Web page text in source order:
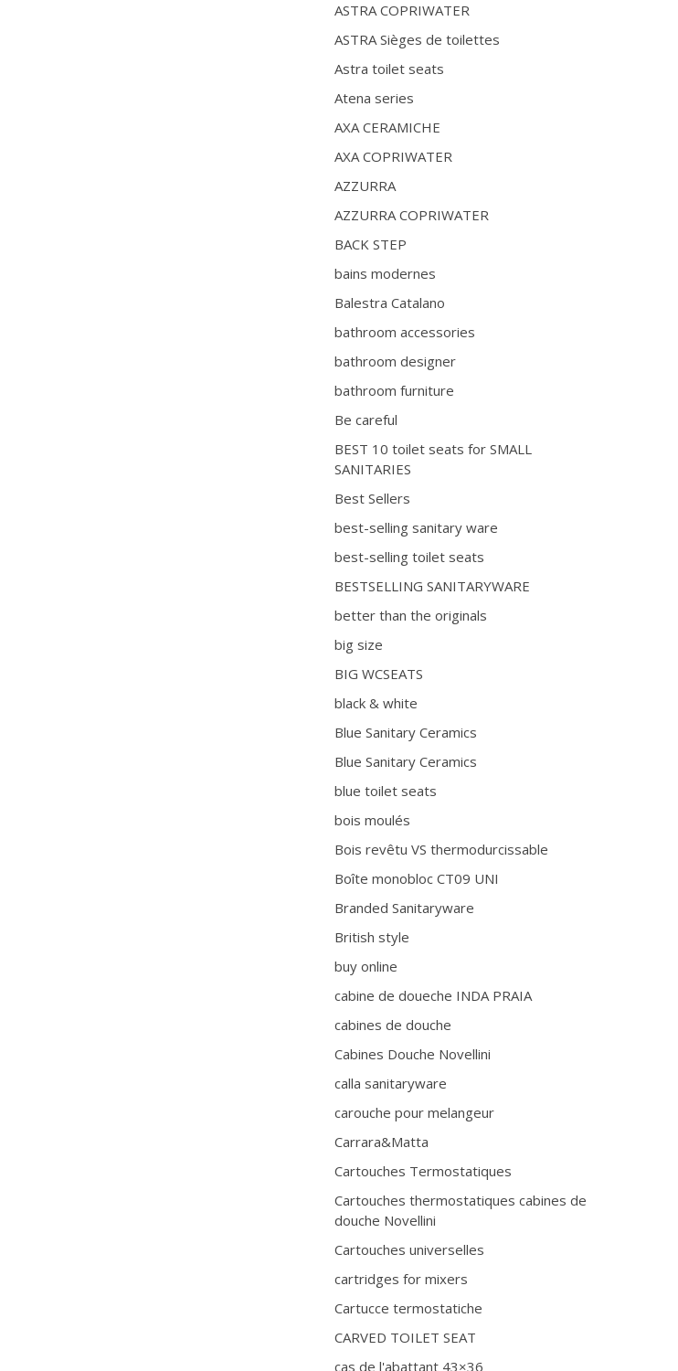
ASTRA COPRIWATER
ASTRA Sièges de toilettes
Astra toilet seats
Atena series
AXA CERAMICHE
AXA COPRIWATER
AZZURRA
AZZURRA COPRIWATER
BACK STEP
bains modernes
Balestra Catalano
bathroom accessories
bathroom designer
bathroom furniture
Be careful
BEST 10 toilet seats for SMALL
SANITARIES
Best Sellers
best-selling sanitary ware
best-selling toilet seats
BESTSELLING SANITARYWARE
better than the originals
big size
BIG WCSEATS
black & white
Blue Sanitary Ceramics
Blue Sanitary Ceramics
blue toilet seats
bois moulés
Bois revêtu VS thermodurcissable
Boîte monobloc CT09 UNI
Branded Sanitaryware
British style
buy online
cabine de doueche INDA PRAIA
cabines de douche
Cabines Douche Novellini
calla sanitaryware
carouche pour melangeur
Carrara&Matta
Cartouches Termostatiques
Cartouches thermostatiques cabines de
douche Novellini
Cartouches universelles
cartridges for mixers
Cartucce termostatiche
CARVED TOILET SEAT
cas de l'abattant 43×36